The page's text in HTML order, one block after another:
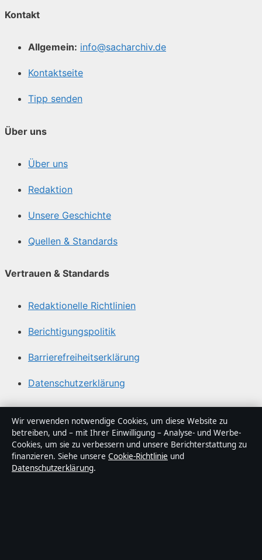
Kontakt
Allgemein: info@sacharchiv.de
Kontaktseite
Tipp senden
Über uns
Über uns
Redaktion
Unsere Geschichte
Quellen & Standards
Vertrauen & Standards
Redaktionelle Richtlinien
Berichtigungspolitik
Barrierefreiheitserklärung
Datenschutzerklärung
Über Sacharchiv in Kürze
Sacharchiv ist ein unabhängiger digitaler
Nachrichtenanbieter mit Fokus auf Politik, Wirtschaft,
Technik und Gesellschaft in Deutschland. Jeder Artikel
Wir verwenden notwendige Cookies, um diese Website zu
betreiben, und – mit Ihrer Einwilligung – Analyse- und Werbe-
Cookies, um sie zu verbessern und unsere Berichterstattung zu
finanzieren. Siehe unsere Cookie-Richtlinie und
Datenschutzerklärung.